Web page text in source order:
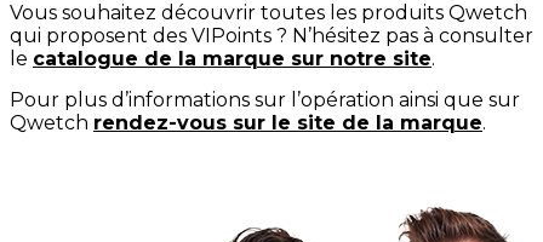
Vous souhaitez découvrir toutes les produits Qwetch
qui proposent des VIPoints ? N’hésitez pas à consulter
le catalogue de la marque sur notre site.
Pour plus d’informations sur l’opération ainsi que sur
Qwetch rendez-vous sur le site de la marque.